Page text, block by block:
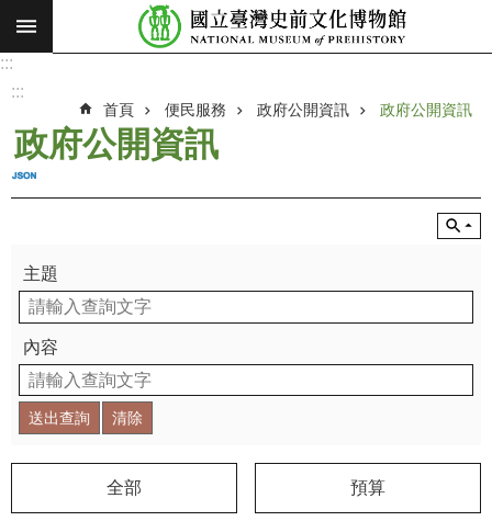
跳到主要內容區塊
搜
願
景
最
新
消
息
參
觀
展
:::
:::
首頁 便民服務 政府公開資訊 政府公開資訊
政府公開資訊
主題
內容
全部 預算